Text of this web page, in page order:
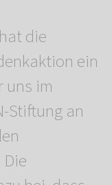
die
ein
uns im
Stiftung an